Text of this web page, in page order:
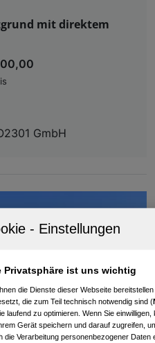
mit direktem
GmbH
Privatsphäre ist uns wichtig
die Dienste dieser Webseite
die zum Teil technisch notwendig sind (
laufend zu optimieren. Wenn Sie
Gerät speichern und darauf zugreifen,
die Verarbeitung personenbezogener